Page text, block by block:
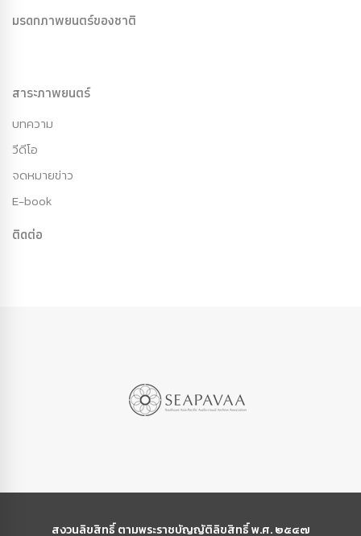
มรดกภาพยนตร์ของชาติ
สาระภาพยนตร์
บทความ
วีดีโอ
จดหมายข่าว
E-book
ติดต่อ
สงวนลิขสิทธิ์ ตามพระราชบัญญัติลิขสิทธิ์ พ.ศ. ๒๕๔๗